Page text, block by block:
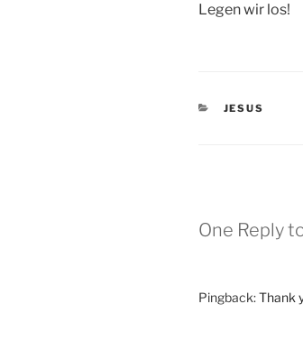
Legen wir los!
CATEGORIES
JESUS
One Reply
Pingback:Thank